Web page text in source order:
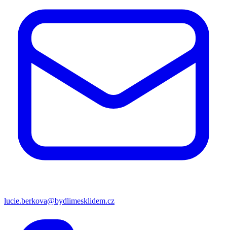
lucie.berkova@bydlimesklidem.cz